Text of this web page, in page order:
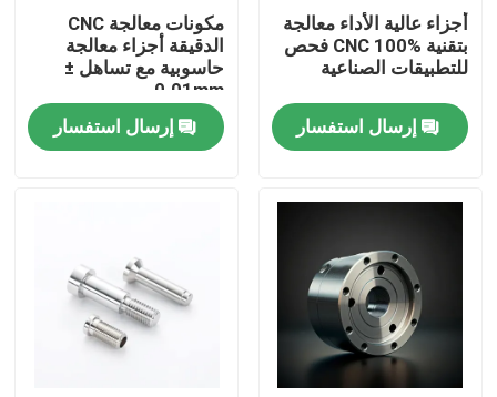
جولة في المصنع
مراقبة الجودة
قطع غيار الآلات باستخدام الحاسب الآلي
أجزاء الطحن باستخدام الحاسب الآلي
أجزاء عالية الأداء معالجة
بتقنية CNC 100% فحص
للتطبيقات الصناعية
إرسال استفسار
مكونات معالجة CNC
الدقيقة أجزاء معالجة
حاسوبية مع تساهل ±
0.01mm
إرسال استفسار